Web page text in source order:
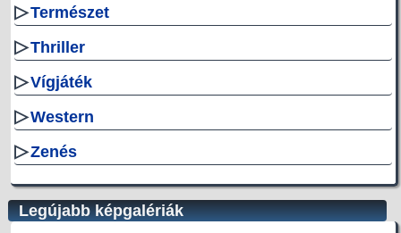
▷Természet
▷Thriller
▷Vígjáték
▷Western
▷Zenés
Legújabb képgalériák